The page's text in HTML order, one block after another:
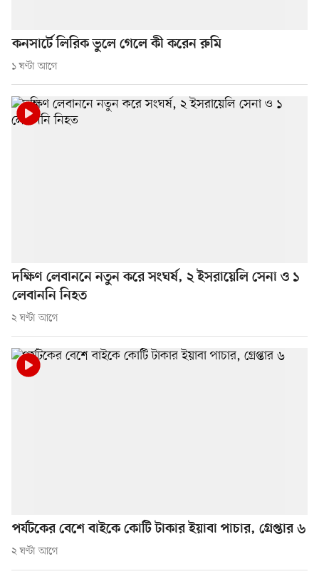
কনসার্টে লিরিক ভুলে গেলে কী করেন রুমি
১ ঘণ্টা আগে
দক্ষিণ লেবাননে নতুন করে সংঘর্ষ, ২ ইসরায়েলি সেনা ও ১
লেবাননি নিহত
২ ঘণ্টা আগে
পর্যটকের বেশে বাইকে কোটি টাকার ইয়াবা পাচার, গ্রেপ্তার ৬
২ ঘণ্টা আগে